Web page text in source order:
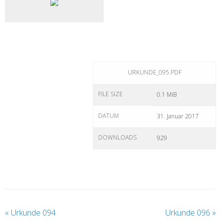
URKUNDE_095.PDF
FILE SIZE 0.1 MiB
DATUM 31. Januar 2017
DOWNLOADS 929
« Urkunde 094 Urkunde 096 »